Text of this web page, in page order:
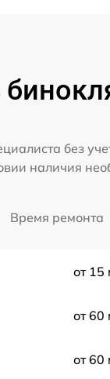
без
наличия
Время ремонта
от 15
от 60
от 60